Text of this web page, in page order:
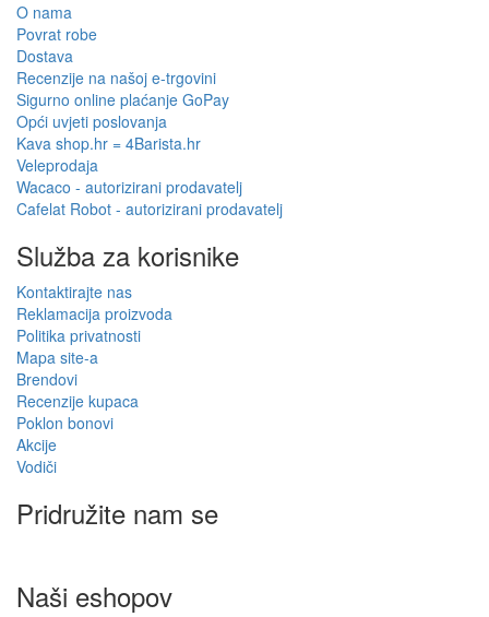
O nama
Povrat robe
Dostava
Recenzije na našoj e-trgovini
Sigurno online plaćanje GoPay
Opći uvjeti poslovanja
Kava shop.hr = 4Barista.hr
Veleprodaja
Wacaco - autorizirani prodavatelj
Cafelat Robot - autorizirani prodavatelj
Služba za korisnike
Kontaktirajte nas
Reklamacija proizvoda
Politika privatnosti
Mapa site-a
Brendovi
Recenzije kupaca
Poklon bonovi
Akcije
Vodiči
Pridružite nam se
Naši eshopov